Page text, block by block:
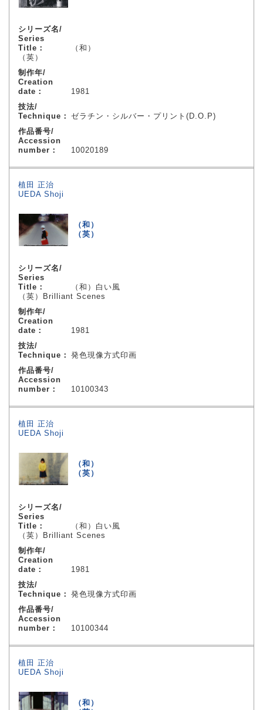
シリーズ名/
Series
Title：
（和）
（英）
制作年/
Creation
date：
1981
技法/
Technique： ゼラチン・シルバー・プリント(D.O.P)
作品番号/
Accession
number：
10020189
植田 正治
UEDA Shoji
（和）
（英）
シリーズ名/
Series
Title：
（和）白い風
（英）Brilliant Scenes
制作年/
Creation
date：
1981
技法/
Technique： 発色現像方式印画
作品番号/
Accession
number：
10100343
植田 正治
UEDA Shoji
（和）
（英）
シリーズ名/
Series
Title：
（和）白い風
（英）Brilliant Scenes
制作年/
Creation
date：
1981
技法/
Technique： 発色現像方式印画
作品番号/
Accession
number：
10100344
植田 正治
UEDA Shoji
（和）